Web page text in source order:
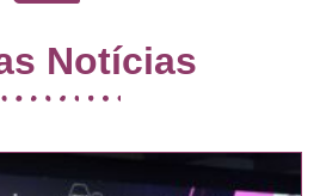
Notícias